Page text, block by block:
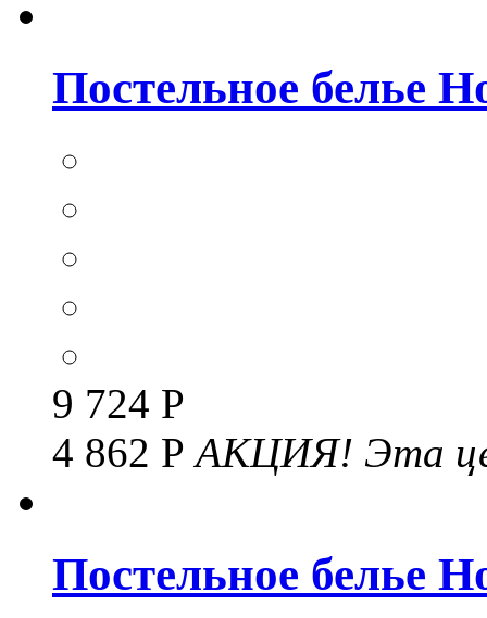
Постельное белье
9 724 Р
4 862 РАКЦИЯ! Эта
Постельное белье